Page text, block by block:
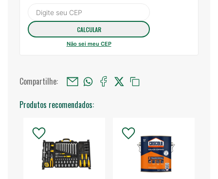
Não sei meu CEP
Compartilhe:
Produtos recomendados: